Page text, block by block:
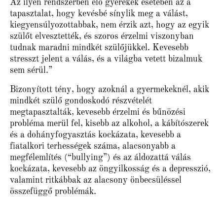
Az ilyen rendszerben élő gyerekek esetében az a
tapasztalat, hogy kevésbé sínylik meg a válást,
kiegyensúlyozottabbak, nem érzik azt, hogy az egyik
szülőt elvesztették, és szoros érzelmi viszonyban
tudnak maradni mindkét szülőjükkel. Kevesebb
stresszt jelent a válás, és a világba vetett bizalmuk
sem sérül.”
Bizonyított tény, hogy azoknál a gyermekeknél, akik
mindkét szülő gondoskodó részvételét
megtapasztalták, kevesebb érzelmi és bűnözési
probléma merül fel, kisebb az alkohol, a kábítószerek
és a dohányfogyasztás kockázata, kevesebb a
fiatalkori terhességek száma, alacsonyabb a
megfélemlítés (“bullying”) és az áldozattá válás
kockázata, kevesebb az öngyilkosság és a depresszió,
valamint ritkábbak az alacsony önbecsüléssel
összefüggő problémák.